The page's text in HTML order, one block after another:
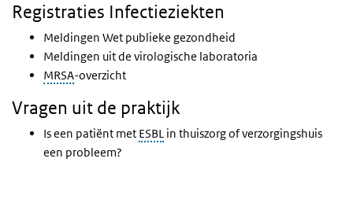
Registraties Infectieziekten
Meldingen Wet publieke gezondheid
Meldingen uit de virologische laboratoria
MRSA-overzicht
Vragen uit de praktijk
Is een patiënt met ESBL in thuiszorg of verzorgingshuis
een probleem?